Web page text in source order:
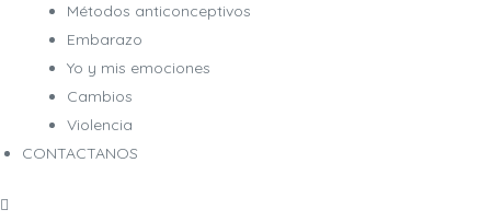
Métodos anticonceptivos
Embarazo
Yo y mis emociones
Cambios
Violencia
CONTACTANOS